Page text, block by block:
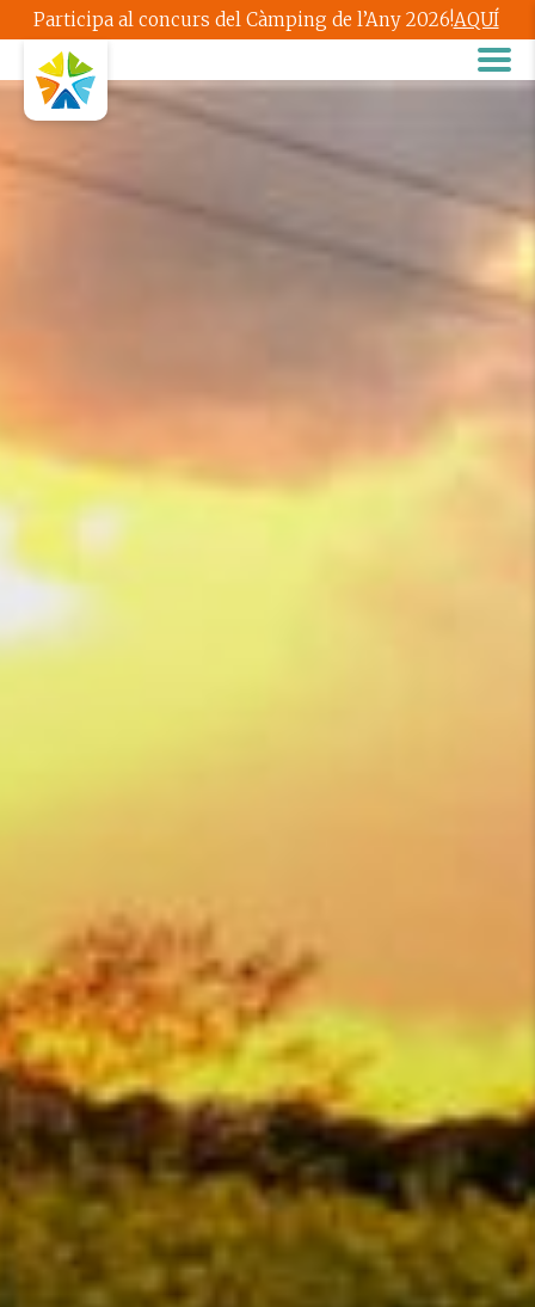
Participa al concurs del Càmping de l’Any 2026!AQUÍ